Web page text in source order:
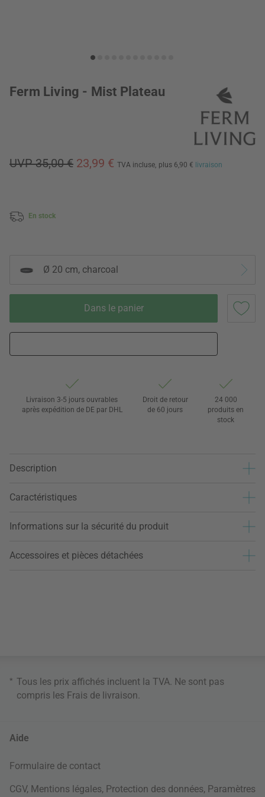
Ferm Living - Mist Plateau
UVP 35,00 € 23,99 € TVA incluse, plus 6,90 € livraison
En stock
Ø 20 cm, charcoal
Dans le panier
Livraison 3-5 jours ouvrables
après expédition de DE par DHL
Droit de retour
de 60 jours
24 000
produits en
stock
Description
Caractéristiques
Informations sur la sécurité du produit
Accessoires et pièces détachées
* Tous les prix affichés incluent la TVA. Ne sont pas
compris les Frais de livraison
Aide
Formulaire de contact
CGV, Mentions légales, Protection des données, Paramètres